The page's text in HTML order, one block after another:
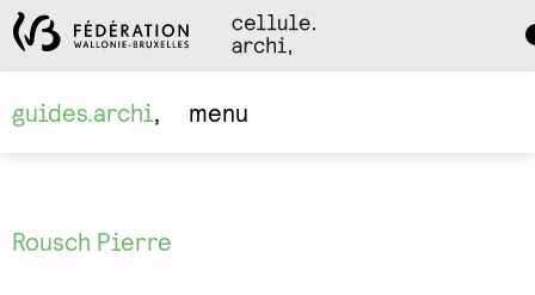
guides.archi
menu
Rousch Pierre